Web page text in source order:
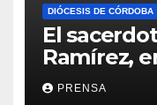
DIÓCESIS DE CÓRDOBA
El
Ramírez,
Iglesia
PRENSA